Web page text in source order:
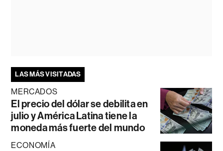
LAS MÁS VISITADAS
MERCADOS
El precio del dólar se debilita en
julio y América Latina tiene la
moneda más fuerte del mundo
ECONOMÍA